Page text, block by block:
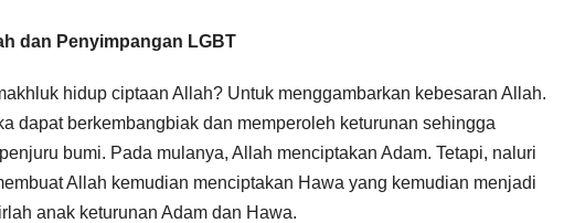
dan Penyimpangan LGBT
hidup ciptaan Allah? Untuk menggambarkan kebesaran Allah.
dapat berkembangbiak dan memperoleh keturunan sehingga
bumi. Pada mulanya, Allah menciptakan Adam. Tetapi, naluri
Allah kemudian menciptakan Hawa yang kemudian menjadi
anak keturunan Adam dan Hawa.